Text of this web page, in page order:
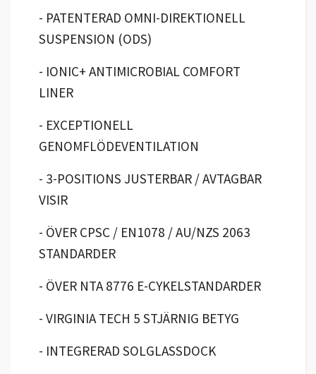
- PATENTERAD OMNI-DIREKTIONELL
SUSPENSION (ODS)
- IONIC+ ANTIMICROBIAL COMFORT
LINER
- EXCEPTIONELL
GENOMFLÖDEVENTILATION
- 3-POSITIONS JUSTERBAR / AVTAGBAR
VISIR
- ÖVER CPSC / EN1078 / AU/NZS 2063
STANDARDER
- ÖVER NTA 8776 E-CYKELSTANDARDER
- VIRGINIA TECH 5 STJÄRNIG BETYG
- INTEGRERAD SOLGLASSDOCK